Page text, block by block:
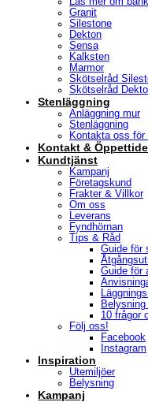
Granit
Silestone
Dekton
Sensa
Kalksten
Marmor
Skötselråd
Skötselråd
Stenläggning
Anläggning mur
Stenläggning
Kontakta oss för
Kontakt &
Kundtjänst
Kampanj
Företagskund
Frakter & Villkor
Om oss
Leverans
Fyndhörnan
Tips & Råd
Guide för
Guide för
10 frågor
Följ oss!
Facebook
Instagram
Inspiration
Utemiljöer
Belysning
Kampanj